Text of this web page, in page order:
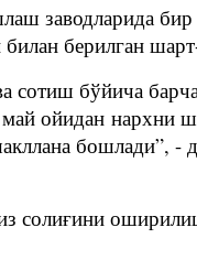
заводларида
берилган
бўйича
ойидан нархни
солиғини